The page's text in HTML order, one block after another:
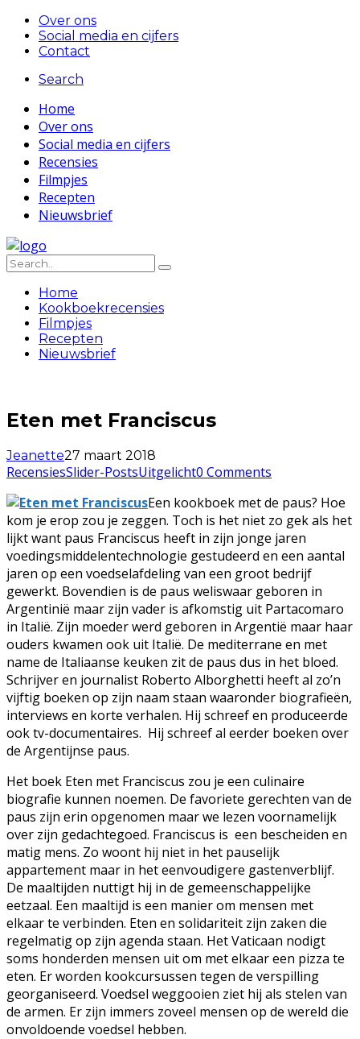
Over ons
Social media en cijfers
Contact
Search
Home
Over ons
Social media en cijfers
Recensies
Filmpjes
Recepten
Nieuwsbrief
Home
Kookboekrecensies
Filmpjes
Recepten
Nieuwsbrief
Eten met Franciscus
Jeanette27 maart 2018
RecensiesSlider-PostsUitgelicht0 Comments
Een kookboek met de paus? Hoe
kom je erop zou je zeggen. Toch is het niet zo gek als het
lijkt want paus Franciscus heeft in zijn jonge jaren
voedingsmiddelentechnologie gestudeerd en een aantal
jaren op een voedselafdeling van een groot bedrijf
gewerkt. Bovendien is de paus weliswaar geboren in
Argentinië maar zijn vader is afkomstig uit Partacomaro
in Italië. Zijn moeder werd geboren in Argentië maar haar
ouders kwamen ook uit Italië. De mediterrane en met
name de Italiaanse keuken zit de paus dus in het bloed.
Schrijver en journalist Roberto Alborghetti heeft al zo’n
vijftig boeken op zijn naam staan waaronder biografieën,
interviews en korte verhalen. Hij schreef en produceerde
ook tv-documentaires. Hij schreef al eerder boeken over
de Argentijnse paus.
Het boek Eten met Franciscus zou je een culinaire
biografie kunnen noemen. De favoriete gerechten van de
paus zijn erin opgenomen maar we lezen voornamelijk
over zijn gedachtegoed. Franciscus is een bescheiden en
matig mens. Zo woont hij niet in het pauselijk
appartement maar in het eenvoudigere gastenverblijf.
De maaltijden nuttigt hij in de gemeenschappelijke
eetzaal. Een maaltijd is een manier om mensen met
elkaar te verbinden. Eten en solidariteit zijn zaken die
regelmatig op zijn agenda staan. Het Vaticaan nodigt
soms honderden mensen uit om met elkaar een pizza te
eten. Er worden kookcursussen tegen de verspilling
georganiseerd. Voedsel weggooien ziet hij als stelen van
de armen. Er zijn immers zoveel mensen op de wereld die
onvoldoende voedsel hebben.